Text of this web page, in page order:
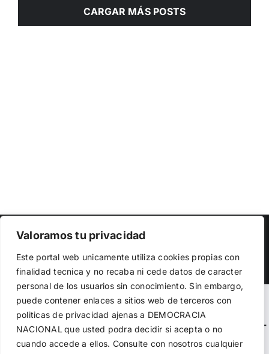
Valoramos tu privacidad
Este portal web unicamente utiliza cookies propias con
finalidad tecnica y no recaba ni cede datos de caracter
personal de los usuarios sin conocimiento. Sin embargo,
puede contener enlaces a sitios web de terceros con
politicas de privacidad ajenas a DEMOCRACIA
NACIONAL que usted podra decidir si acepta o no
cuando accede a ellos. Consulte con nosotros cualquier
CARGAR MÁS POSTS
Copyright 2023 | Democracia Nacional
Facebook
TwitterInstagram
Warning
: Undefined variable $visibility_homepage in
/home/demopwcr/public_html/wp-content/plugins/kn-
mobile-sharebar/kn_mobile_sharebar.php on line71
el funcionamiento de la web, medir su uso y mejorar
nuestros servicios. Puede aceptar todas las cookies,
rechazar las no necesarias o configurar sus preferencias.
Política de cookies
Aceptar todo